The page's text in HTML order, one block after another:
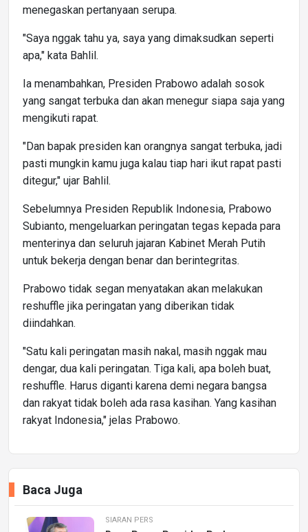
menegaskan pertanyaan serupa.
"Saya nggak tahu ya, saya yang dimaksudkan seperti
apa," kata Bahlil.
Ia menambahkan, Presiden Prabowo adalah sosok
yang sangat terbuka dan akan menegur siapa saja yang
mengikuti rapat.
"Dan bapak presiden kan orangnya sangat terbuka, jadi
pasti mungkin kamu juga kalau tiap hari ikut rapat pasti
ditegur," ujar Bahlil.
Sebelumnya Presiden Republik Indonesia, Prabowo
Subianto, mengeluarkan peringatan tegas kepada para
menterinya dan seluruh jajaran Kabinet Merah Putih
untuk bekerja dengan benar dan berintegritas.
Prabowo tidak segan menyatakan akan melakukan
reshuffle jika peringatan yang diberikan tidak
diindahkan.
"Satu kali peringatan masih nakal, masih nggak mau
dengar, dua kali peringatan. Tiga kali, apa boleh buat,
reshuffle. Harus diganti karena demi negara bangsa
dan rakyat tidak boleh ada rasa kasihan. Yang kasihan
rakyat Indonesia," jelas Prabowo.
Baca Juga
SIARAN PERS